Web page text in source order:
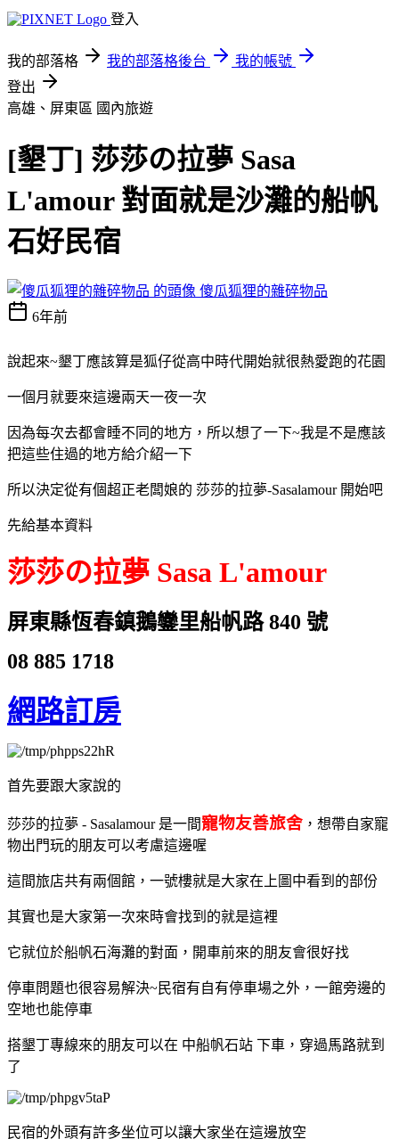
登入
我的部落格 我的部落格後台
我的帳號
登出
高雄、屏東區 國內旅遊
[墾丁] 莎莎の拉夢 Sasa
L'amour 對面就是沙灘的船帆
石好民宿
傻瓜狐狸的雜碎物品
6年前
說起來~墾丁應該算是狐仔從高中時代開始就很熱愛跑的花園
一個月就要來這邊兩天一夜一次
因為每次去都會睡不同的地方，所以想了一下~我是不是應該
把這些住過的地方給介紹一下
所以決定從有個超正老闆娘的 莎莎的拉夢-Sasalamour 開始吧
先給基本資料
莎莎の拉夢 Sasa L'amour
屏東縣恆春鎮鵝鑾里船帆路 840 號
08 885 1718
網路訂房
首先要跟大家說的
莎莎的拉夢 - Sasalamour 是一間寵物友善旅舍 ，想帶自家寵
物出門玩的朋友可以考慮這邊喔
這間旅店共有兩個館，一號樓就是大家在上圖中看到的部份
其實也是大家第一次來時會找到的就是這裡
它就位於船帆石海灘的對面，開車前來的朋友會很好找
停車問題也很容易解決~民宿有自有停車場之外，一館旁邊的
空地也能停車
搭墾丁專線來的朋友可以在 中船帆石站 下車，穿過馬路就到
了
民宿的外頭有許多坐位可以讓大家坐在這邊放空